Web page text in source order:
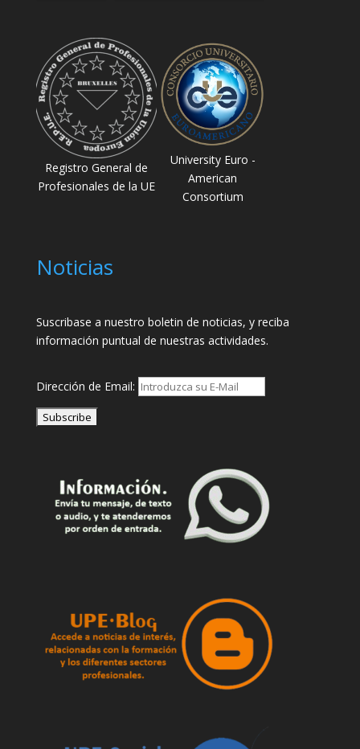
Registro General de
Profesionales de la UE
University Euro -
American
Consortium
Noticias
Suscribase a nuestro boletin de noticias, y reciba
información puntual de nuestras actividades.
Dirección de Email: